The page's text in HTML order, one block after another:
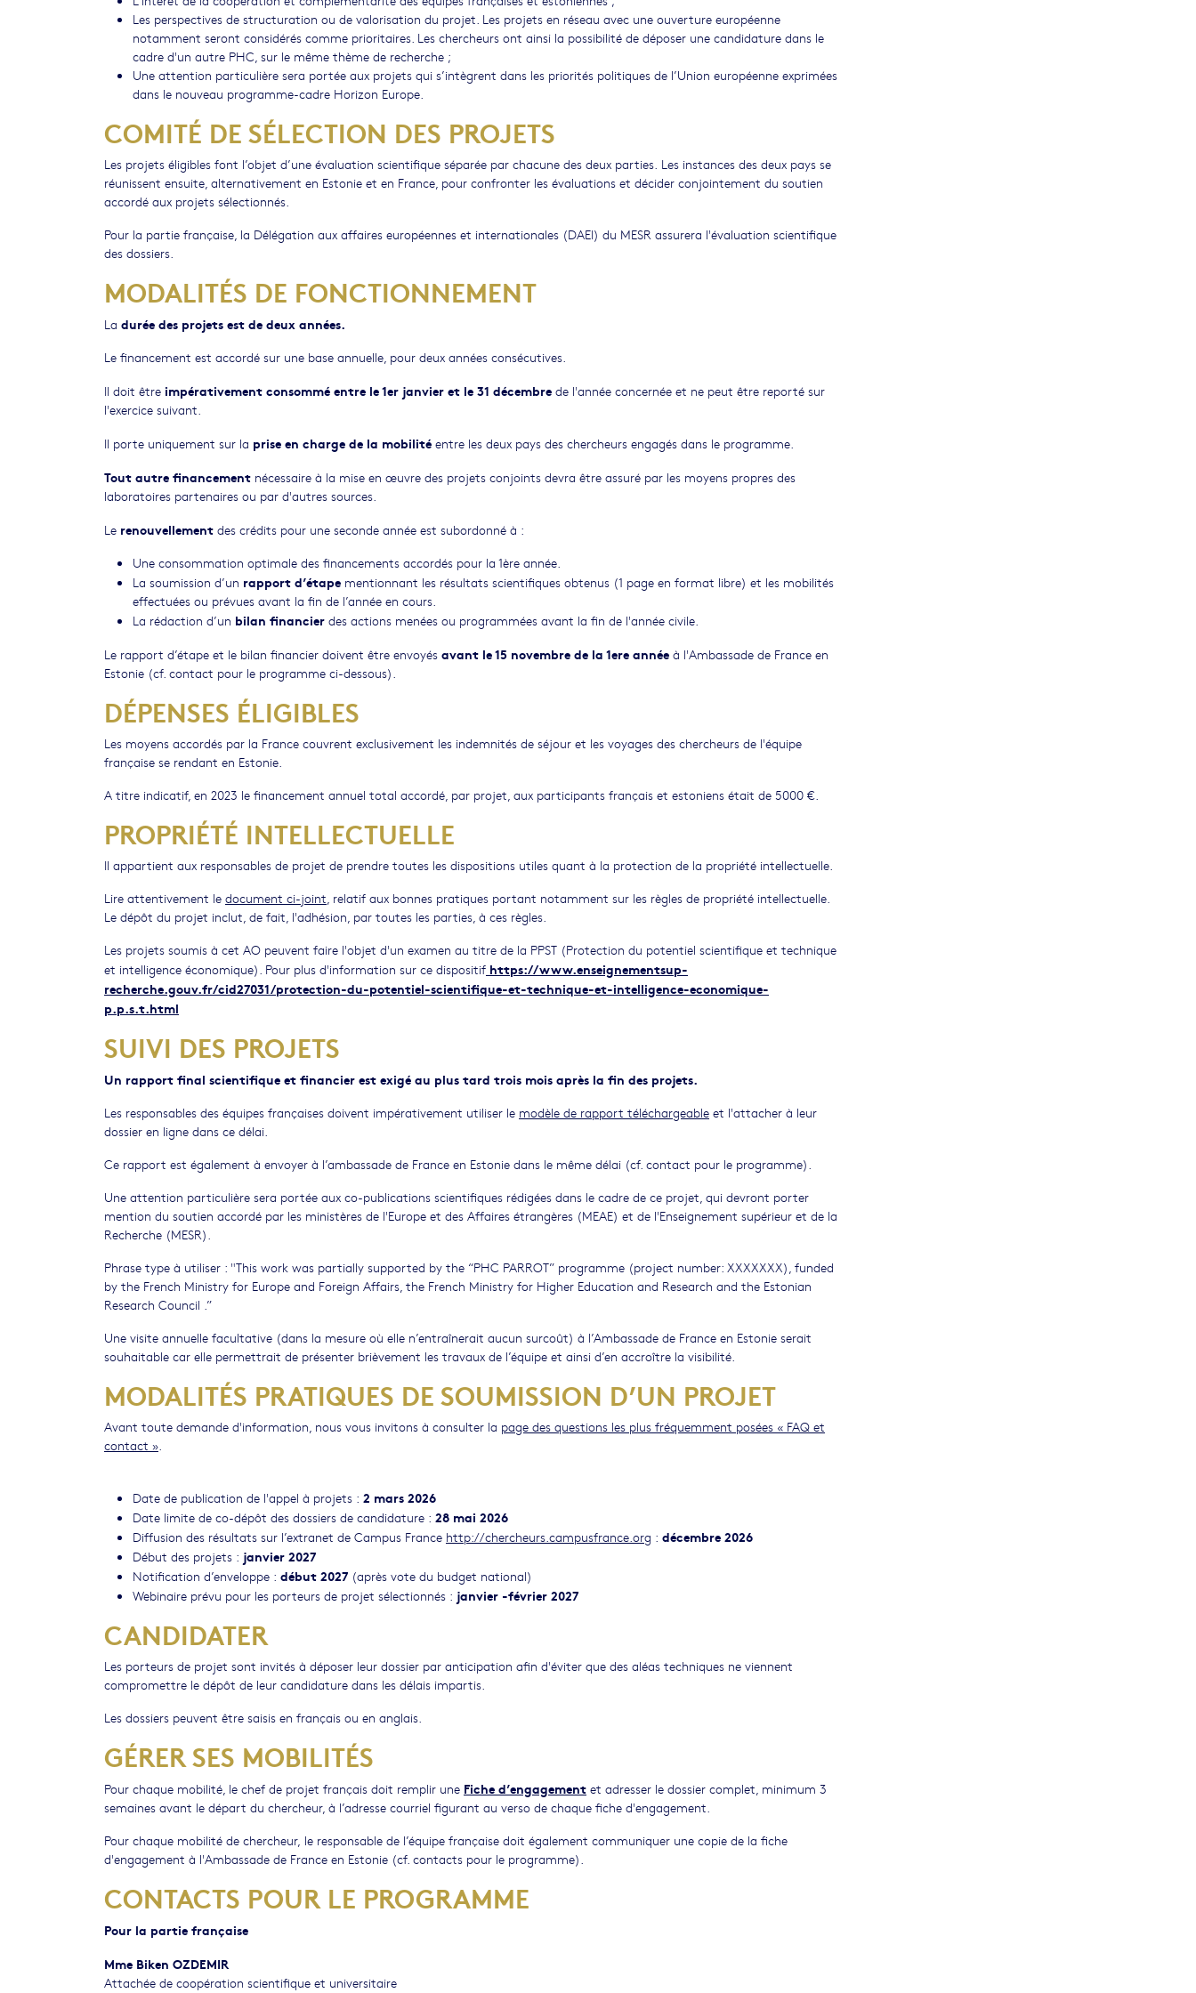
Les perspectives de structuration ou de valorisation du projet. Les projets en réseau avec une ouverture européenne
notamment seront considérés comme prioritaires. Les chercheurs ont ainsi la possibilité de déposer une candidature dans le
cadre d'un autre PHC, sur le même thème de recherche ;
Une attention particulière sera portée aux projets qui s’intègrent dans les priorités politiques de l’Union européenne exprimées
dans le nouveau programme-cadre Horizon Europe.
COMITÉ DE SÉLECTION DES PROJETS
Les projets éligibles font l’objet d’une évaluation scientifique séparée par chacune des deux parties. Les instances des deux pays se
réunissent ensuite, alternativement en Estonie et en France, pour confronter les évaluations et décider conjointement du soutien
accordé aux projets sélectionnés.
Pour la partie française, la Délégation aux affaires européennes et internationales (DAEI) du MESR assurera l'évaluation scientifique
des dossiers.
MODALITÉS DE FONCTIONNEMENT
La durée des projets est de deux années.
Le financement est accordé sur une base annuelle, pour deux années consécutives.
Il doit être impérativement consommé entre le 1er janvier et le 31 décembre de l'année concernée et ne peut être reporté sur
l'exercice suivant.
Il porte uniquement sur la prise en charge de la mobilité entre les deux pays des chercheurs engagés dans le programme.
Tout autre financement nécessaire à la mise en œuvre des projets conjoints devra être assuré par les moyens propres des
laboratoires partenaires ou par d'autres sources.
Le renouvellement des crédits pour une seconde année est subordonné à :
Une consommation optimale des financements accordés pour la 1ère année.
La soumission d’un rapport d’étape mentionnant les résultats scientifiques obtenus (1 page en format libre) et les mobilités
effectuées ou prévues avant la fin de l’année en cours.
La rédaction d’un bilan financier des actions menées ou programmées avant la fin de l'année civile.
Le rapport d’étape et le bilan financier doivent être envoyés avant le 15 novembrede la 1ere année à l'Ambassade de France en
Estonie (cf. contact pour le programme ci-dessous).
DÉPENSES ÉLIGIBLES
Les moyens accordés par la France couvrent exclusivement les indemnités de séjour et les voyages des chercheurs de l'équipe
française se rendant en Estonie.
A titre indicatif, en 2023 le financement annuel total accordé, par projet, aux participants français et estoniens était de 5000 €.
PROPRIÉTÉ INTELLECTUELLE
Il appartient aux responsables de projet de prendre toutes les dispositions utiles quant à la protection de la propriété intellectuelle.
Lire attentivement le document ci-joint , relatif aux bonnes pratiques portant notamment sur les règles de propriété intellectuelle.
Le dépôt du projet inclut, de fait, l'adhésion, par toutes les parties, à ces règles.
Les projets soumis à cet AO peuvent faire l'objet d'un examen au titre de la PPST (Protection du potentiel scientifique et technique
et intelligence économique). Pour plus d'information sur ce dispositif https://www.enseignementsup-
recherche.gouv.fr/cid27031/protection-du-potentiel-scientifique-et-technique-et-intelligence-economique-
p.p.s.t.html
SUIVI DES PROJETS
Un rapport final scientifique et financier est exigé au plus tard trois mois après la fin des projets.
Les responsables des équipes françaises doivent impérativement utiliser le modèle de rapport téléchargeable et l'attacher à leur
dossier en ligne dans ce délai.
Ce rapport est également à envoyer à l’ambassade de France en Estonie dans le même délai (cf. contact pour le programme).
Une attention particulière sera portée aux co-publications scientifiques rédigées dans le cadre de ce projet, qui devront porter
mention du soutien accordé par les ministères de l'Europe et des Affaires étrangères (MEAE) et de l'Enseignement supérieur et de la
Recherche (MESR).
Phrase type à utiliser : "This work was partially supported by the “PHC PARROT” programme (project number: XXXXXXX), funded
by the French Ministry for Europe and Foreign Affairs, the French Ministry for Higher Education and Research and the Estonian
Research Council .”
Une visite annuelle facultative (dans la mesure où elle n’entraînerait aucun surcoût) à l’Ambassade de France en Estonie serait
souhaitable car elle permettrait de présenter brièvement les travaux de l’équipe et ainsi d’en accroître la visibilité.
MODALITÉS PRATIQUES DE SOUMISSION D’UN PROJET
Avant toute demande d'information, nous vous invitons à consulter la page des questions les plus fréquemment posées « FAQ et
contact »
Date de publication de l'appel à projets : 2 mars 2026
Date limite de co-dépôt des dossiers de candidature : 28 mai 2026
Diffusion des résultats sur l’extranet de Campus France http://chercheurs.campusfrance.org : décembre 2026
Début des projets : janvier 2027
Notification d’enveloppe : début 2027 (après vote du budget national)
Webinaire prévu pour les porteurs de projet sélectionnés : janvier -février 2027
CANDIDATER
Les porteurs de projet sont invités à déposer leur dossier par anticipation afin d'éviter que des aléas techniques ne viennent
compromettre le dépôt de leur candidature dans les délais impartis.
Les dossiers peuvent être saisis en français ou en anglais.
GÉRER SES MOBILITÉS
Pour chaque mobilité, le chef de projet français doit remplir une Fiche d’engagement et adresser le dossier complet, minimum 3
semaines avant le départ du chercheur, à l’adresse courriel figurant au verso de chaque fiche d'engagement.
Pour chaque mobilité de chercheur, le responsable de l’équipe française doit également communiquer une copie de la fiche
d'engagement à l'Ambassade de France en Estonie (cf. contacts pour le programme).
CONTACTS POUR LE PROGRAMME
Pour la partie française
Mme Biken OZDEMIR
Attachée de coopération scientifique et universitaire